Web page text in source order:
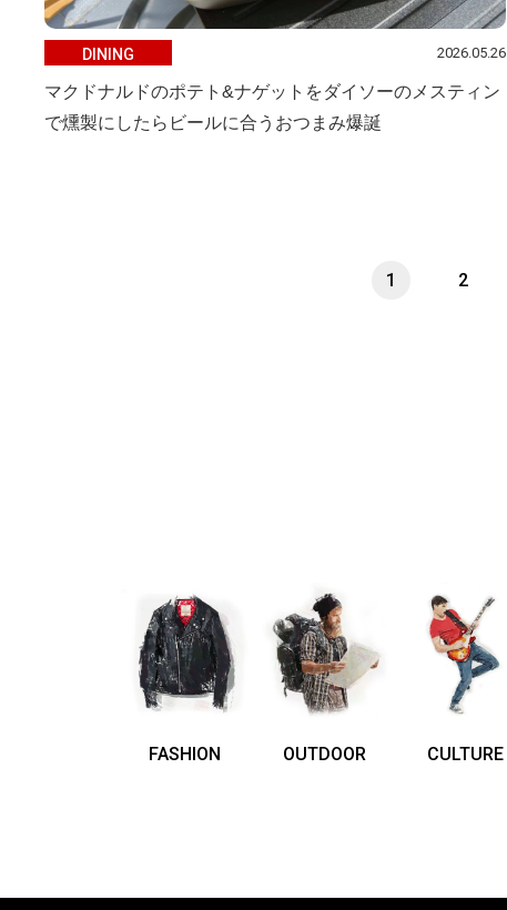
DINING 2026.05.26
マクドナルドのポテト&ナゲットをダイソーのメスティン
で燻製にしたらビールに合うおつまみ爆誕
1 2
FASHION OUTDOOR CULTURE